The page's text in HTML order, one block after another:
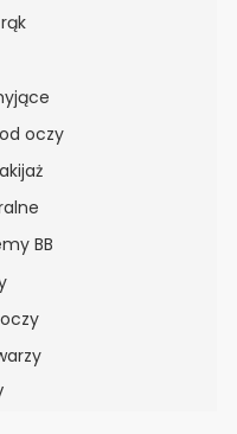
oczy
BB